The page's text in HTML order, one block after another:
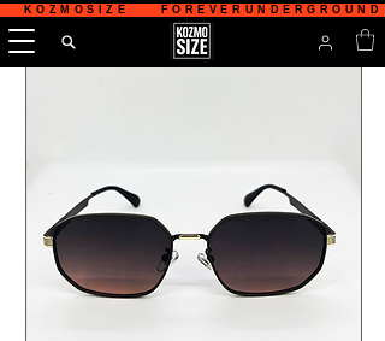
KOZMOSIZE    FOREVERUNDERGROUND